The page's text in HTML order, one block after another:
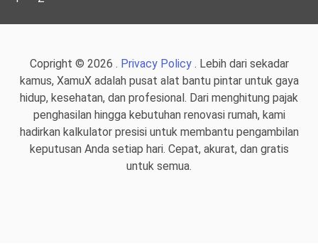
Copright © 2026 . Privacy Policy. Lebih dari sekadar
kamus, XamuX adalah pusat alat bantu pintar untuk gaya
hidup, kesehatan, dan profesional. Dari menghitung pajak
penghasilan hingga kebutuhan renovasi rumah, kami
hadirkan kalkulator presisi untuk membantu pengambilan
keputusan Anda setiap hari. Cepat, akurat, dan gratis
untuk semua.